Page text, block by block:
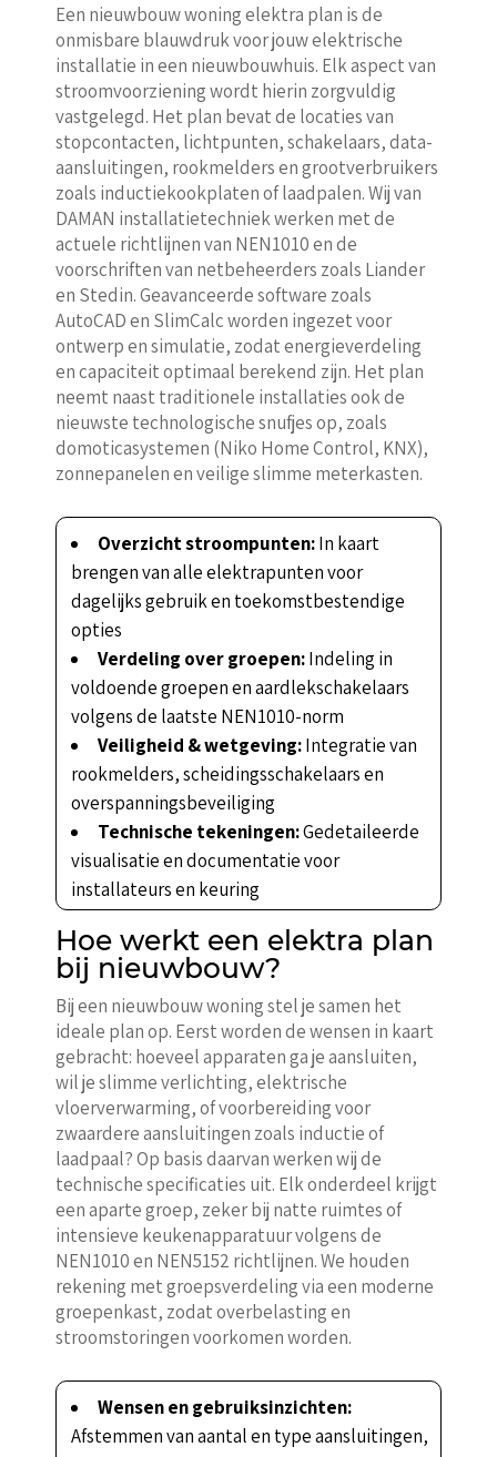
Een nieuwbouw woning elektra plan is de
onmisbare blauwdruk voor jouw elektrische
installatie in een nieuwbouwhuis. Elk aspect van
stroomvoorziening wordt hierin zorgvuldig
vastgelegd. Het plan bevat de locaties van
stopcontacten, lichtpunten, schakelaars, data-
aansluitingen, rookmelders en grootverbruikers
zoals inductiekookplaten of laadpalen. Wij van
DAMAN installatietechniek werken met de
actuele richtlijnen van NEN1010 en de
voorschriften van netbeheerders zoals Liander
en Stedin. Geavanceerde software zoals
AutoCAD en SlimCalc worden ingezet voor
ontwerp en simulatie, zodat energieverdeling
en capaciteit optimaal berekend zijn. Het plan
neemt naast traditionele installaties ook de
nieuwste technologische snufjes op, zoals
domoticasystemen (Niko Home Control, KNX),
zonnepanelen en veilige slimme meterkasten.
Overzicht stroompunten:In kaart
brengen van alle elektrapunten voor
dagelijks gebruik en toekomstbestendige
opties
Verdeling over groepen:Indeling in
voldoende groepen en aardlekschakelaars
volgens de laatste NEN1010-norm
Veiligheid & wetgeving:Integratie van
rookmelders, scheidingsschakelaars en
overspanningsbeveiliging
Technische tekeningen:Gedetaileerde
visualisatie en documentatie voor
installateurs en keuring
Hoe werkt een elektra plan
bij nieuwbouw?
Bij een nieuwbouw woning stel je samen het
ideale plan op. Eerst worden de wensen in kaart
gebracht: hoeveel apparaten ga je aansluiten,
wil je slimme verlichting, elektrische
vloerverwarming, of voorbereiding voor
zwaardere aansluitingen zoals inductie of
laadpaal? Op basis daarvan werken wij de
technische specificaties uit. Elk onderdeel krijgt
een aparte groep, zeker bij natte ruimtes of
intensieve keukenapparatuur volgens de
NEN1010 en NEN5152 richtlijnen. We houden
rekening met groepsverdeling via een moderne
groepenkast, zodat overbelasting en
stroomstoringen voorkomen worden.
Wensen en gebruiksinzichten:
Afstemmen van aantal en type aansluitingen,